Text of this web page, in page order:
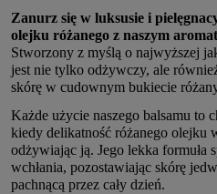
Zanurz się w luksusie i
olejku różanego z naszym
Stworzony z myślą o najwyższej
jest nie tylko odżywczy, ale
skórę w cudownym bukiecie
Każde użycie naszego balsamu to
kiedy delikatność różanego olejku
odżywiając ją. Jego lekka formuła
wchłania, pozostawiając skórę
pachnącą przez cały dzień.